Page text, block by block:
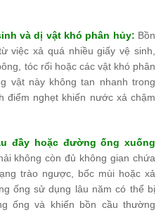
và dị vật khó phân hủy: Bồn
việc xả quá nhiều giấy vệ sinh,
tóc rối hoặc các vật khó phân
vật này không tan nhanh trong
điểm nghẹt khiến nước xả chậm
đầy hoặc đường ống xuống
không còn đủ không gian chứa
trào ngược, bốc mùi hoặc xả
ống sử dụng lâu năm có thể bị
ống và khiến bồn cầu thường